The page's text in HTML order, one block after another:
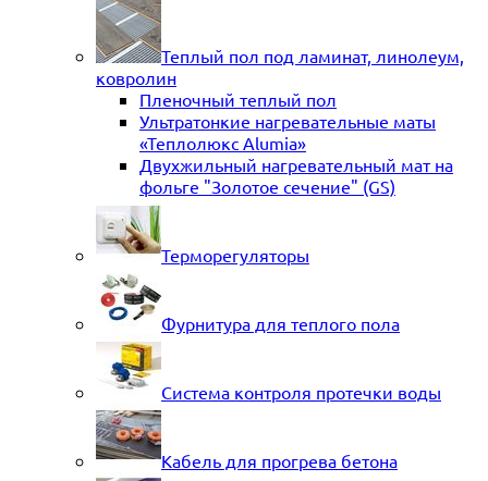
Теплый пол под ламинат, линолеум,
ковролин
Пленочный теплый пол
Ультратонкие нагревательные маты
«Теплолюкс Alumia»
Двухжильный нагревательный мат на
фольге "Золотое сечение" (GS)
Терморегуляторы
Фурнитура для теплого пола
Система контроля протечки воды
Кабель для прогрева бетона